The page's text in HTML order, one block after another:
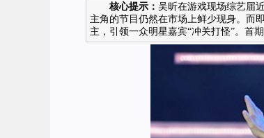
核心提示： 吴昕在游戏现场综艺届
主角的节目仍然在市场上鲜少现身。而
主，引领一众明星嘉宾“冲关打怪”。首